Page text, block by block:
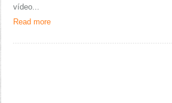
vídeo...
Read more